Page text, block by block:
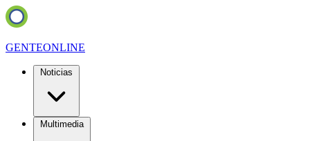
GENTEONLINE
Noticias
Multimedia